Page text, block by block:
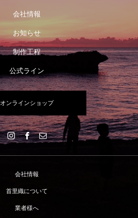
会社情報
お知らせ
制作工程
公式ライン
オンラインショップ
会社情報
首里織について
業者様へ